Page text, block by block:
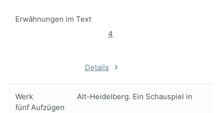
Erwähnungen im Text
4
Details
Werk
Alt-Heidelberg. Ein Schauspiel in
fünf Aufzügen